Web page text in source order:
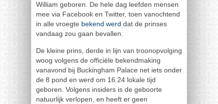
William geboren. De hele dag leefden mensen
mee via Facebook en Twitter, toen vanochtend
in alle vroegte bekend werd dat de prinses
vandaag zou gaan bevallen.
De kleine prins, derde in lijn van troonopvolging
woog volgens de officiële bekendmaking
vanavond bij Buckingham Palace net iets onder
de 8 pond en werd om 16.24 lokale tijd
geboren. Volgens insiders is de geboorte
natuurlijk verlopen, en heeft er geen